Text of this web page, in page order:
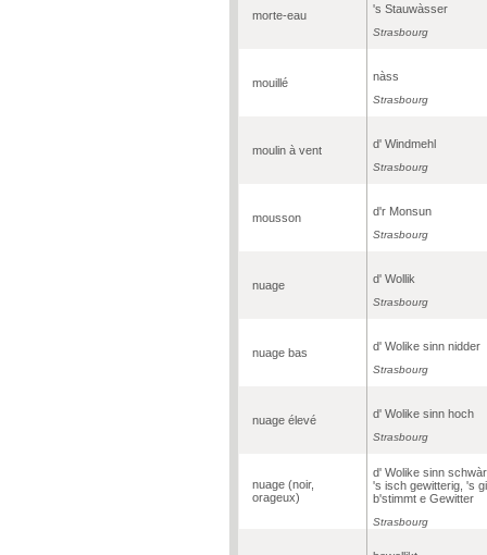
morte-eau 's Stauwàsser
Strasbourg
mouillé nàss
Strasbourg
moulin à vent d' Windmehl
Strasbourg
mousson d'r Monsun
Strasbourg
nuage d' Wollik
Strasbourg
nuage bas d' Wolike sinn nidder
Strasbourg
nuage élevé d' Wolike sinn hoch
Strasbourg
nuage (noir,
orageux)
d' Wolike sinn
's isch gewitterig, 's
b'stimmt e Gewitter
Strasbourg